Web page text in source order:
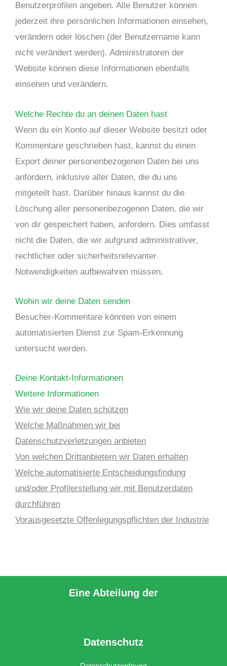
Benutzerprofilen angeben. Alle Benutzer können
jederzeit ihre persönlichen Informationen einsehen,
verändern oder löschen (der Benutzername kann
nicht verändert werden). Administratoren der
Website können diese Informationen ebenfalls
einsehen und verändern.
Welche Rechte du an deinen Daten hast
Wenn du ein Konto auf dieser Website besitzt oder
Kommentare geschrieben hast, kannst du einen
Export deiner personenbezogenen Daten bei uns
anfordern, inklusive aller Daten, die du uns
mitgeteilt hast. Darüber hinaus kannst du die
Löschung aller personenbezogenen Daten, die wir
von dir gespeichert haben, anfordern. Dies umfasst
nicht die Daten, die wir aufgrund administrativer,
rechtlicher oder sicherheitsrelevanter
Notwendigkeiten aufbewahren müssen.
Wohin wir deine Daten senden
Besucher-Kommentare könnten von einem
automatisierten Dienst zur Spam-Erkennung
untersucht werden.
Deine Kontakt-Informationen
Weitere Informationen
Wie wir deine Daten schützen
Welche Maßnahmen wir bei
Datenschutzverletzungen anbieten
Von welchen Drittanbietern wir Daten erhalten
Welche automatisierte Entscheidungsfindung
und/oder Profilerstellung wir mit Benutzerdaten
durchführen
Vorausgesetzte Offenlegungspflichten der Industrie
Eine Abteilung der
Datenschutz